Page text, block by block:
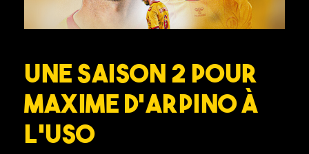
Une saison 2 pour
Maxime D’Arpino à
l’USO